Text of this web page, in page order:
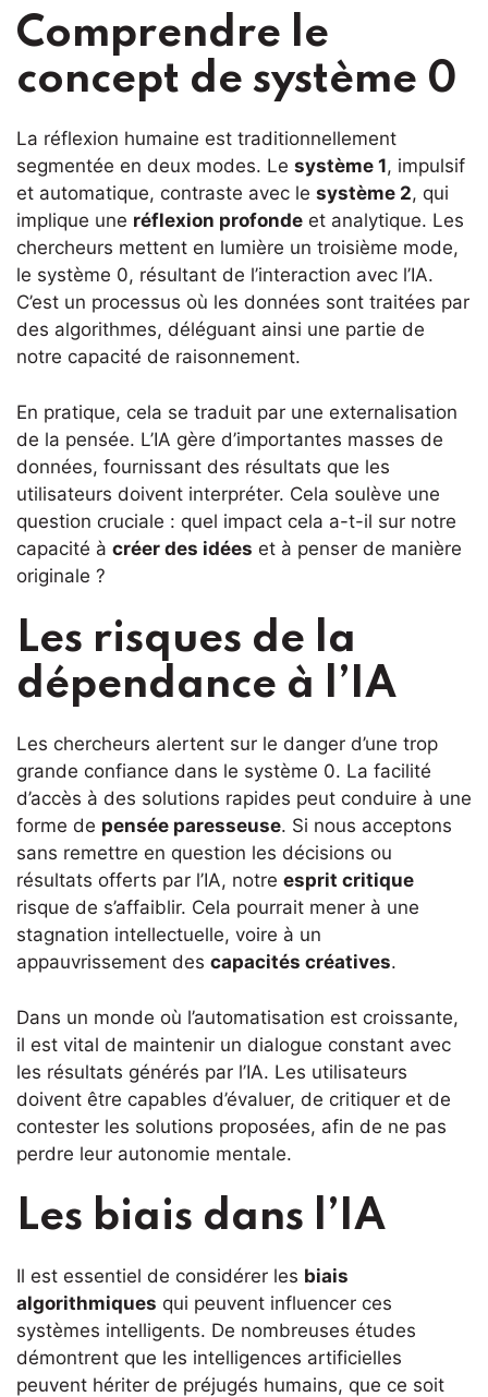
Comprendre le
concept de système 0
La réflexion humaine est traditionnellement
segmentée en deux modes. Le système 1, impulsif
et automatique, contraste avec le système 2, qui
implique une réflexion profonde et analytique. Les
chercheurs mettent en lumière un troisième mode,
le système 0, résultant de l’interaction avec l’IA.
C’est un processus où les données sont traitées par
des algorithmes, déléguant ainsi une partie de
notre capacité de raisonnement.
En pratique, cela se traduit par une externalisation
de la pensée. L’IA gère d’importantes masses de
données, fournissant des résultats que les
utilisateurs doivent interpréter. Cela soulève une
question cruciale : quel impact cela a-t-il sur notre
capacité à créer des idées et à penser de manière
originale ?
Les risques de la
dépendance à l’IA
Les chercheurs alertent sur le danger d’une trop
grande confiance dans le système 0. La facilité
d’accès à des solutions rapides peut conduire à une
forme de pensée paresseuse. Si nous acceptons
sans remettre en question les décisions ou
résultats offerts par l’IA, notre esprit critique
risque de s’affaiblir. Cela pourrait mener à une
stagnation intellectuelle, voire à un
appauvrissement des capacités créatives.
Dans un monde où l’automatisation est croissante,
il est vital de maintenir un dialogue constant avec
les résultats générés par l’IA. Les utilisateurs
doivent être capables d’évaluer, de critiquer et de
contester les solutions proposées, afin de ne pas
perdre leur autonomie mentale.
Les biais dans l’IA
Il est essentiel de considérer les biais
algorithmiques qui peuvent influencer ces
systèmes intelligents. De nombreuses études
démontrent que les intelligences artificielles
peuvent hériter de préjugés humains, que ce soit